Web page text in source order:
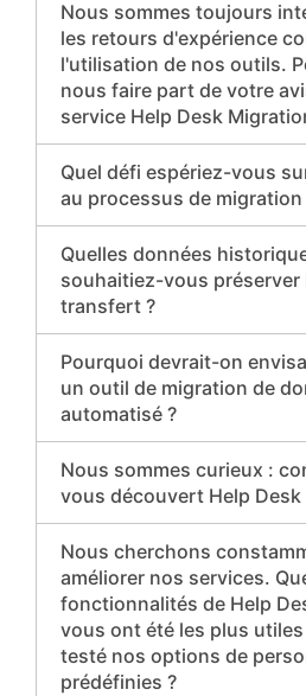
Nous sommes toujours
les retours d'expérience
l'utilisation de nos outils.
nous faire part de votre
service Help Desk
Quel défi espériez-vous
au processus de migration
Quelles données
souhaitiez-vous préserver
transfert ?
Pourquoi devrait-on
un outil de migration de
automatisé ?
Nous sommes curieux :
vous découvert Help
Nous cherchons
améliorer nos services.
fonctionnalités de Help
vous ont été les plus
testé nos options de
prédéfinies ?